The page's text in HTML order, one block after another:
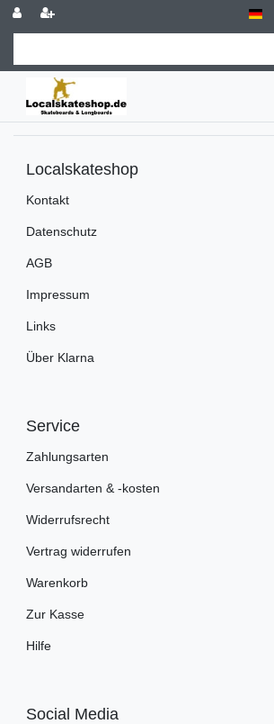
Localskateshop
Kontakt
Datenschutz
AGB
Impressum
Links
Über Klarna
Service
Zahlungsarten
Versandarten & -kosten
Widerrufsrecht
Vertrag widerrufen
Warenkorb
Zur Kasse
Hilfe
Social Media